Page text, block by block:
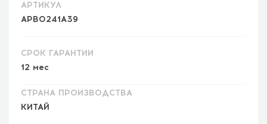
АРТИКУЛ
APB0241A39
СРОК ГАРАНТИИ
12 мес
СТРАНА ПРОИЗВОДСТВА
КИТАЙ